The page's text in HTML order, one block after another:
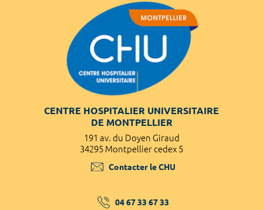
CENTRE HOSPITALIER UNIVERSITAIRE
DE MONTPELLIER
191 av. du Doyen Giraud
34295 Montpellier cedex 5
Contacter le CHU
04 67 33 67 33